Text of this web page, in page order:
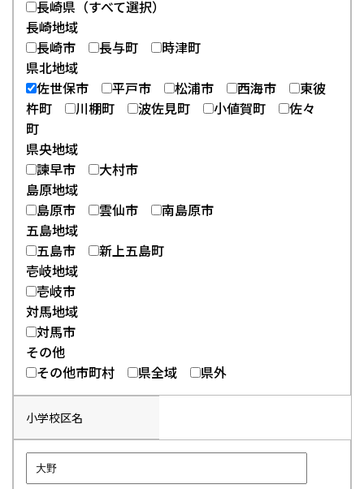
長崎県（すべて選択）
長崎地域
長崎市
長与町
時津町
県北地域
佐世保市
平戸市 松浦市 西海市
東彼
杵町
川棚町 波佐見町 小値賀町
佐々
町
県央地域
諫早市
大村市
島原地域
島原市
雲仙市
南島原市
五島地域
五島市
新上五島町
壱岐地域
壱岐市
対馬地域
対馬市
その他
その他市町村
県全域 県外
小学校区名